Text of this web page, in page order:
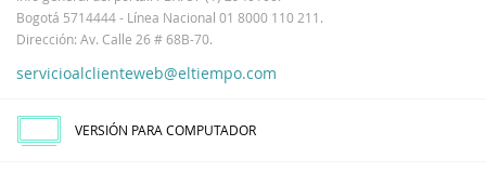
Bogotá 5714444 - Línea Nacional 01 8000 110 211.
Dirección: Av. Calle 26 # 68B-70.
servicioalclienteweb@eltiempo.com
VERSIÓN PARA COMPUTADOR